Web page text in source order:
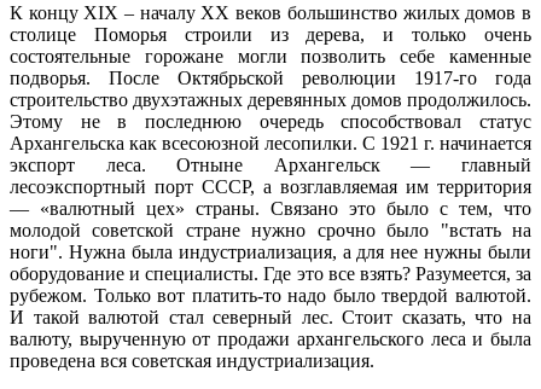
К концу XIX – началу XX веков большинство жилых домов в
столице Поморья строили из дерева, и только очень
состоятельные горожане могли позволить себе каменные
подворья. После Октябрьской революции 1917-го года
строительство двухэтажных деревянных домов продолжилось.
Этому не в последнюю очередь способствовал статус
Архангельска как всесоюзной лесопилки. С 1921 г. начинается
экспорт леса. Отныне Архангельск — главный
лесоэкспортный порт СССР, а возглавляемая им территория
— «валютный цех» страны. Связано это было с тем, что
молодой советской стране нужно срочно было "встать на
ноги". Нужна была индустриализация, а для нее нужны были
оборудование и специалисты. Где это все взять? Разумеется, за
рубежом. Только вот платить-то надо было твердой валютой.
И такой валютой стал северный лес. Стоит сказать, что на
валюту, вырученную от продажи архангельского леса и была
проведена вся советская индустриализация.